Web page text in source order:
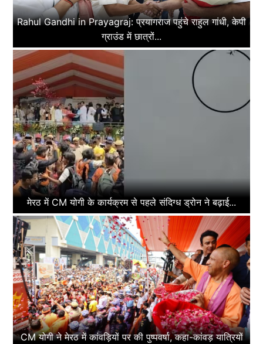
Rahul Gandhi in Prayagraj: प्रयागराज पहुंचे राहुल गांधी, केपी
ग्राउंड में छात्रों...
मेरठ में CM योगी के कार्यक्रम से पहले संदिग्ध ड्रोन ने बढ़ाई...
CM योगी ने मेरठ में कांवड़ियों पर की पुष्पवर्षा, कहा-कांवड़ यात्रियों